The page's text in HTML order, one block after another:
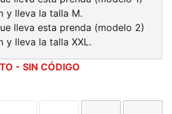
y lleva la talla M.
lleva esta prenda (modelo 2)
y lleva la talla XXL.
- SIN CÓDIGO